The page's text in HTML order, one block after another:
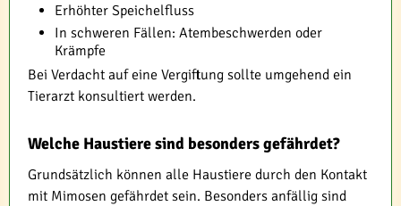
Erhöhter Speichelfluss
In schweren Fällen: Atembeschwerden oder
Krämpfe
Bei Verdacht auf eine Vergiftung sollte umgehend ein
Tierarzt konsultiert werden.
Welche Haustiere sind besonders gefährdet?
Grundsätzlich können alle Haustiere durch den Kontakt
mit Mimosen gefährdet sein. Besonders anfällig sind